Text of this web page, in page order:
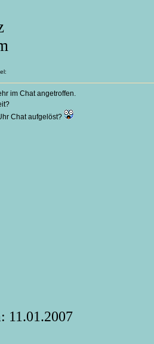
im Chat angetroffen.
Chat aufgelöst?
11.01.2007